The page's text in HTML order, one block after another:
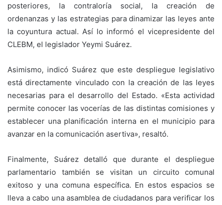
posteriores, la contraloría social, la creación de
ordenanzas y las estrategias para dinamizar las leyes ante
la coyuntura actual. Así lo informó el vicepresidente del
CLEBM, el legislador Yeymi Suárez.
​Asimismo, indicó Suárez que este despliegue legislativo
está directamente vinculado con la creación de las leyes
necesarias para el desarrollo del Estado. «Esta actividad
permite conocer las vocerías de las distintas comisiones y
establecer una planificación interna en el municipio para
avanzar en la comunicación asertiva», resaltó.
​Finalmente, Suárez detalló que durante el despliegue
parlamentario también se visitan un circuito comunal
exitoso y una comuna específica. En estos espacios se
lleva a cabo una asamblea de ciudadanos para verificar los